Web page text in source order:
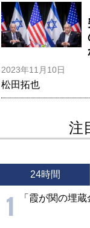
2023年11月10日
松田拓也
注
24時間
1 「霞が関の埋